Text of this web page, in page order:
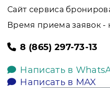
Сайт сервиса
Время приема заявок -
8 (865) 297-73-13
Написать в
Написать в MAX